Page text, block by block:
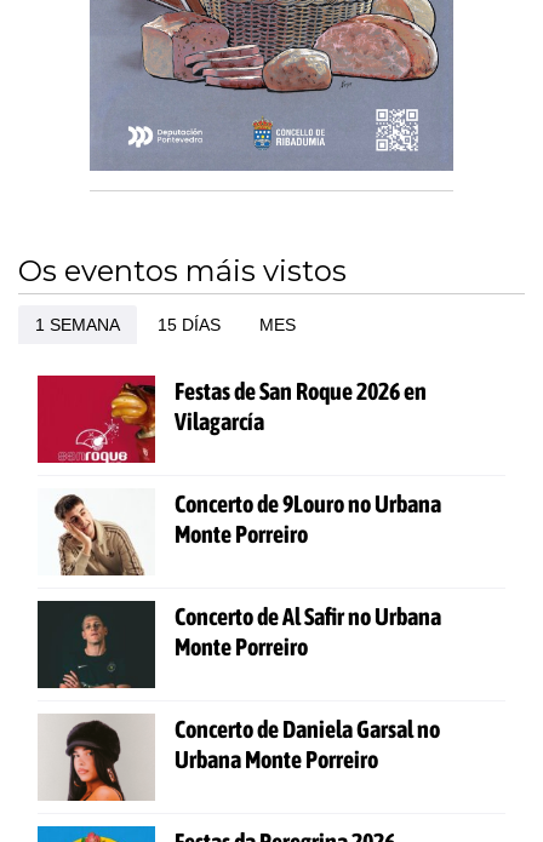
Os eventos máis vistos
1 SEMANA 15 DÍAS MES
Festas de San Roque 2026 en
Vilagarcía
Concerto de 9Louro no Urbana
Monte Porreiro
Concerto de Al Safir no Urbana
Monte Porreiro
Concerto de Daniela Garsal no
Urbana Monte Porreiro